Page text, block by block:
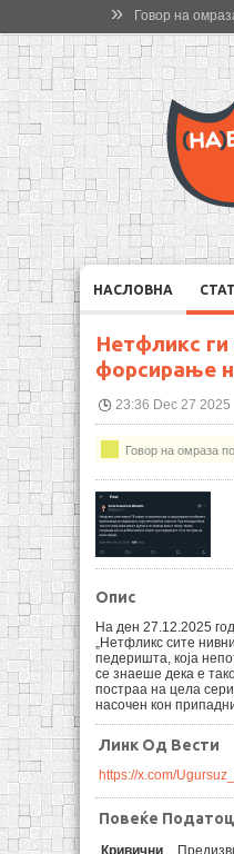
» Говор на
НАСЛОВНА
Нетфликс ги
форсирање
23:36 Dec 27 2025
Говор на омраза
Опис
На ден 27.12.2025
„Нетфликс сите
педеришта, која
се знаеше дека е
постраа на цела
насочен кон
Линк Од Вести
https://x.com/
Повеќе
Кривични